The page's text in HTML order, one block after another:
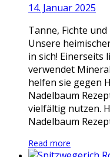
14. Januar 2025
Tanne, Fichte
Unsere
in sich! Einerseits
verwendet
helfen sie gegen
Nadelbaum
vielfältig nutzen.
Nadelbaum
Read more